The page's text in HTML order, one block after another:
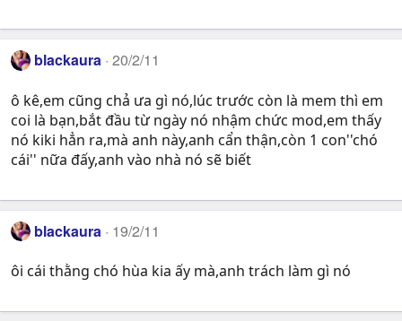
blackaura 20/2/11
ô kê,em cũng chả ưa gì nó,lúc trước còn là mem thì em
coi là bạn,bắt đầu từ ngày nó nhậm chức mod,em thấy
nó kiki hẳn ra,mà anh này,anh cẩn thận,còn 1 con''chó
cái'' nữa đấy,anh vào nhà nó sẽ biết
blackaura 19/2/11
ôi cái thằng chó hùa kia ấy mà,anh trách làm gì nó